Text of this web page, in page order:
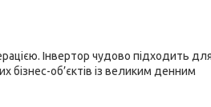
Інвертор чудово підходить
бізнес-об’єктів із великим денним